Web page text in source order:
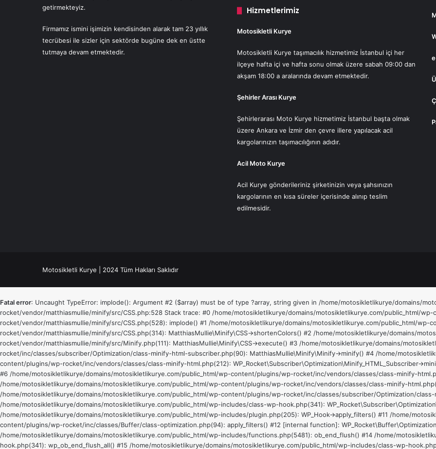
getirmekteyiz.
Firmamız ismini işimizin kendisinden alarak tam 23 yıllık
tecrübesi ile sizler için sektörde bugüne dek en üstte
tutmaya devam etmektedir.
Hizmetlerimiz
Motosikletli Kurye
Motosikletli Kurye taşımacılık hizmetimiz İstanbul içi her
ilçeye hafta içi ve hafta sonu olmak üzere sabah 09:00 dan
akşam 18:00 a aralarında devam etmektedir.
Şehirler Arası Kurye
Şehirlerarası Moto Kurye hizmetimiz İstanbul başta olmak
üzere Ankara ve İzmir den çevre illere yapılacak acil
kargolarınızın taşımacılığının adıdır.
Acil Moto Kurye
Acil Kurye gönderileriniz şirketinizin veya şahsınızın
kargolarının en kısa süreler içerisinde alınıp teslim
edilmesidir.
Motosikletli Kurye | 2024 Tüm Hakları Saklıdır
Fatal error: Uncaught TypeError: implode(): Argument #2 ($array) must be of type ?array, string given in /home/motosikletlikurye/domains/
rocket/vendor/matthiasmullie/minify/src/CSS.php:528 Stack trace: #0 /home/motosikletlikurye/domains/motosikletlikurye.com/public_html/
rocket/vendor/matthiasmullie/minify/src/CSS.php(528): implode() #1 /home/motosikletlikurye/domains/motosikletlikurye.com/public_html/wp-
rocket/vendor/matthiasmullie/minify/src/CSS.php(314): MatthiasMullie\Minify\CSS->shortenColors() #2 /home/motosikletlikurye/domains/
rocket/vendor/matthiasmullie/minify/src/Minify.php(111): MatthiasMullie\Minify\CSS->execute() #3 /home/motosikletlikurye/domains/
rocket/inc/classes/subscriber/Optimization/class-minify-html-subscriber.php(90): MatthiasMullie\Minify\Minify->minify() #4 /home/
content/plugins/wp-rocket/inc/vendors/classes/class-minify-html.php(212): WP_Rocket\Subscriber\Optimization\Minify_HTML_Subscriber-
#6 /home/motosikletlikurye/domains/motosikletlikurye.com/public_html/wp-content/plugins/wp-rocket/inc/vendors/classes/class-minify-
/home/motosikletlikurye/domains/motosikletlikurye.com/public_html/wp-content/plugins/wp-rocket/inc/vendors/classes/class-minify-
/home/motosikletlikurye/domains/motosikletlikurye.com/public_html/wp-content/plugins/wp-rocket/inc/classes/subscriber/Optimization/
/home/motosikletlikurye/domains/motosikletlikurye.com/public_html/wp-includes/class-wp-hook.php(341):
/home/motosikletlikurye/domains/motosikletlikurye.com/public_html/wp-includes/plugin.php(205): WP_Hook->apply_filters() #11 /home/
content/plugins/wp-rocket/inc/classes/Buffer/class-optimization.php(94): apply_filters() #12 [internal function]:
/home/motosikletlikurye/domains/motosikletlikurye.com/public_html/wp-includes/functions.php(5481): ob_end_flush() #14 /home/
hook.php(341): wp_ob_end_flush_all() #15 /home/motosikletlikurye/domains/motosikletlikurye.com/public_html/wp-includes/class-wp-